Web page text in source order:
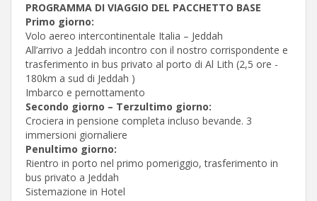
PROGRAMMA DI VIAGGIO DEL PACCHETTO BASE
Primo giorno:
Volo aereo intercontinentale Italia – Jeddah
All’arrivo a Jeddah incontro con il nostro corrispondente e
trasferimento in bus privato al porto di Al Lith (2,5 ore -
180km a sud di Jeddah )
Imbarco e pernottamento
Secondo giorno – Terzultimo giorno:
Crociera in pensione completa incluso bevande. 3
immersioni giornaliere
Penultimo giorno:
Rientro in porto nel primo pomeriggio, trasferimento in
bus privato a Jeddah
Sistemazione in Hotel